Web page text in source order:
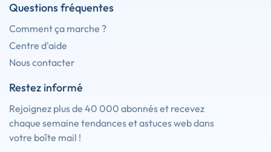
Questions fréquentes
Comment ça marche ?
Centre d'aide
Nous contacter
Restez informé
Rejoignez plus de 40 000 abonnés et recevez
chaque semaine tendances et astuces web dans
votre boîte mail !